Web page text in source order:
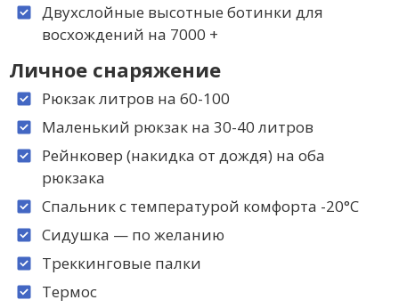
Двухслойные высотные ботинки для
восхождений на 7000 +
Личное снаряжение
Рюкзак литров на 60-100
Маленький рюкзак на 30-40 литров
Рейнковер (накидка от дождя) на оба
рюкзака
Спальник с температурой комфорта -20°С
Сидушка — по желанию
Треккинговые палки
Термос